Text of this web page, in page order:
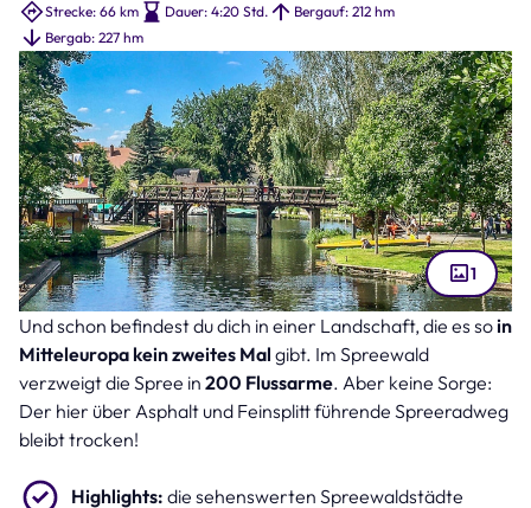
Strecke: 66 km Dauer: 4:20 Std.
Bergauf: 212 hm
Bergab: 227 hm
Spreewald Lübbenau (Bild: ruemue – stock.adobe.com )
1
Und schon befindest du dich in einer Landschaft, die es soin
Mitteleuropa kein zweites Mal gibt. Im Spreewald
verzweigt die Spree in 200 Flussarme. Aber keine Sorge:
Der hier über Asphalt und Feinsplitt führende Spreeradweg
bleibt trocken!
Highlights: die sehenswerten Spreewaldstädte